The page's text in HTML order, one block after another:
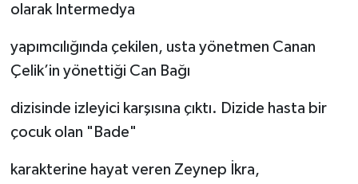
olarak Intermedya
yapımcılığında çekilen, usta yönetmen Canan
Çelik’in yönettiği Can Bağı
dizisinde izleyici karşısına çıktı. Dizide hasta bir
çocuk olan "Bade"
karakterine hayat veren Zeynep İkra,